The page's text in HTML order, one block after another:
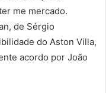
me mercado.
de Sérgio
do Aston Villa,
acordo por João